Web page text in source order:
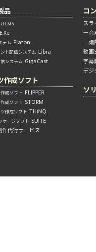
品
LMS
Xe
テム Platon
ト配信システム Libra
システム GigaCast
作成ソフト
成ソフト FLIPPER
成ソフト STORM
作成ソフト THiNQ
ケージソフト SUITE
作代行サービス
コ
ス
―音
―講
動画
字幕
デジ
ソ